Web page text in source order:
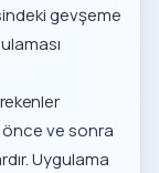
gevşeme
ve sonra
Uygulama